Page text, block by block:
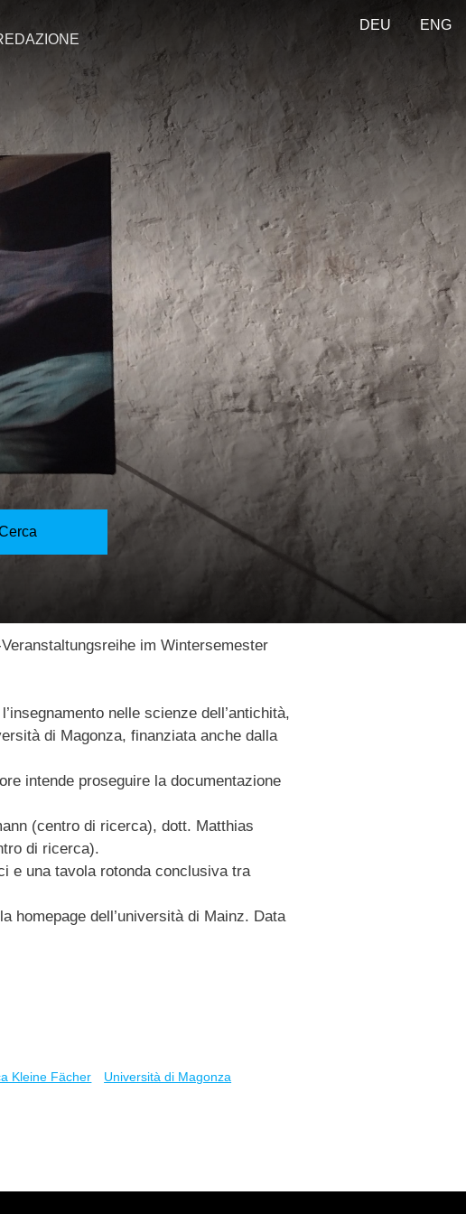
DEU ENG
gestalten in
- Nuovi
progettare
dell’antichità -
Teaching in
im Wintersemester
nelle scienze dell’antichità,
di Magonza, finanziata anche dalla
intende proseguire la documentazione
(centro di ricerca), dott. Matthias
di ricerca).
e una tavola rotonda conclusiva tra
homepage dell’università di Mainz. Data
Kleine Fächer
Università di Magonza